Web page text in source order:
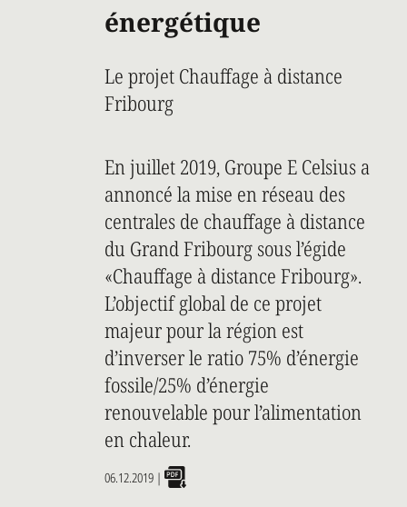
énergétique
Le projet Chauffage à distance
Fribourg
En juillet 2019, Groupe E Celsius a
annoncé la mise en réseau des
centrales de chauffage à distance
du Grand Fribourg sous l’égide
«Chauffage à distance Fribourg».
L’objectif global de ce projet
majeur pour la région est
d’inverser le ratio 75% d’énergie
fossile/25% d’énergie
renouvelable pour l’alimentation
en chaleur.
06.12.2019 |